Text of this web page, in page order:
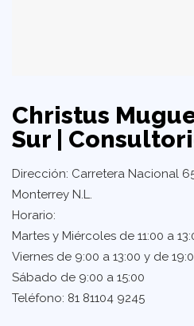
Christus
Sur |
Dirección: Carretera Nacional
Monterrey N.L.
Horario:
Martes y Miércoles de 11:00 a
Viernes de 9:00 a 13:00 y de
Sábado de 9:00 a 15:00
Teléfono: 81 81104 9245